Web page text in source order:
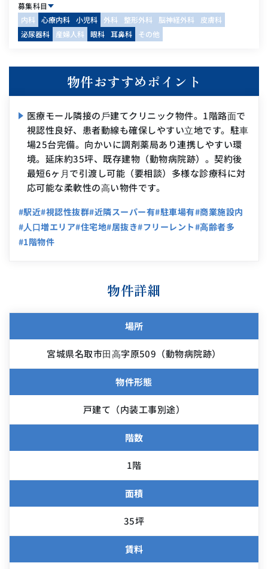
募集科目
内科
心療内科 小児科 外科 整形外科 脳神経外科
皮膚科
泌尿器科
産婦人科 眼科 耳鼻科 その他
物件おすすめポイント
医療モール隣接の⼾建てクリニック物件。1階路⾯で
視認性良好、患者動線も確保しやすい⽴地です。駐⾞
場25台完備。向かいに調剤薬局あり連携しやすい環
境。延床約35坪、既存建物（動物病院跡）。契約後
最短6ヶ⽉で引渡し可能（要相談）多様な診療科に対
応可能な柔軟性の⾼い物件です。
#駅近#視認性抜群#近隣スーパー有#駐車場有#商業施設内
#⼈⼝増エリア#住宅地#居抜き#フリーレント#⾼齢者多
#1階物件
物件詳細
場所
宮城県名取市⽥⾼字原509（動物病院跡）
物件形態
戸建て（内装工事別途）
階数
1階
面積
35坪
賃料